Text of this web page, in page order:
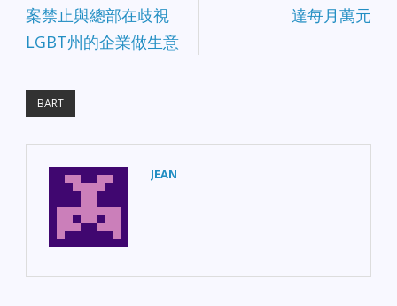
案禁止與總部在歧視
LGBT州的企業做生意
達每月萬元
BART
JEAN